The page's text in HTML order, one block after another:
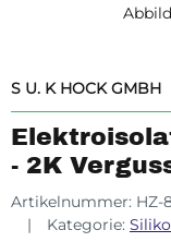
S U. K HOCK GMBH
- 2K
Artikelnummer: HZ-
Kategorie: